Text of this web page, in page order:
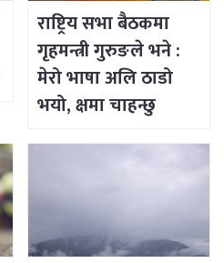
राष्ट्रिय सभा बैठकमा
गृहमन्त्री गुरुङले भने :
मेरो भाषा अलि ठाडो
भयो, क्षमा चाहन्छु